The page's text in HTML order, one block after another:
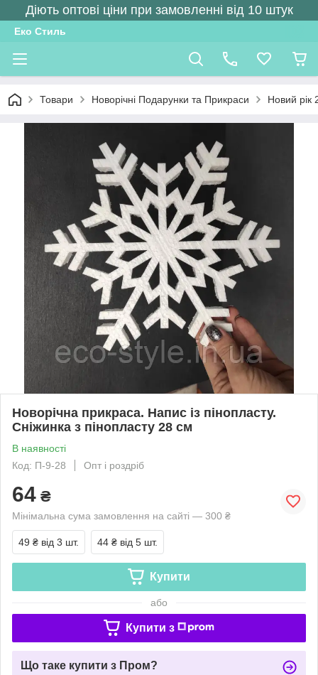
Діють оптові ціни при замовленні від 10 штук
Еко Стиль
Товари Новорічні Подарунки та Прикраси Новий рік
Новорічна прикраса. Напис із пінопласту.
Сніжинка з пінопласту 28 см
В наявності
Код: П-9-28
Опт і роздріб
64 ₴
Мінімальна сума замовлення на сайті — 300 ₴
49 ₴ від 3 шт. 44 ₴ від 5 шт.
Купити
або
Купити з
Що таке купити з Пром?